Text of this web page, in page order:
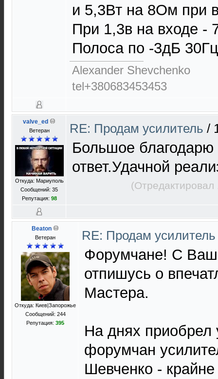
и 5,3Вт на 8Ом при
При 1,3в на входе -
Полоса по -3дБ
Alexander Shevchenko
tel+380683453453
valve_ed
Ветеран
Откуда: Мариуполь
Сообщений: 35
Репутация: 98
RE: Продам усилитель /
Большое благодарю
ответ.Удачной
Beaton
Ветеран
Откуда: Киев|Запорожье
Сообщений: 244
Репутация: 395
RE: Продам
Форумчане! С
отпишусь о
Мастера.
На днях приобрел
форумчан
Шевченко -